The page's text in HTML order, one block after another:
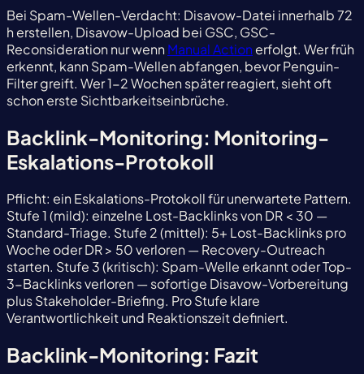
Bei Spam-Wellen-Verdacht: Disavow-Datei innerhalb 72
h erstellen, Disavow-Upload bei GSC, GSC-
Reconsideration nur wennManual Action erfolgt. Wer früh
erkennt, kann Spam-Wellen abfangen, bevor Penguin-
Filter greift. Wer 1-2 Wochen später reagiert, sieht oft
schon erste Sichtbarkeitseinbrüche.
Backlink-Monitoring: Monitoring-
Eskalations-Protokoll
Pflicht: ein Eskalations-Protokoll für unerwartete Pattern.
Stufe 1 (mild): einzelne Lost-Backlinks von DR < 30 —
Standard-Triage. Stufe 2 (mittel): 5+ Lost-Backlinks pro
Woche oder DR > 50 verloren — Recovery-Outreach
starten. Stufe 3 (kritisch): Spam-Welle erkannt oder Top-
3-Backlinks verloren — sofortige Disavow-Vorbereitung
plus Stakeholder-Briefing. Pro Stufe klare
Verantwortlichkeit und Reaktionszeit definiert.
Backlink-Monitoring: Fazit